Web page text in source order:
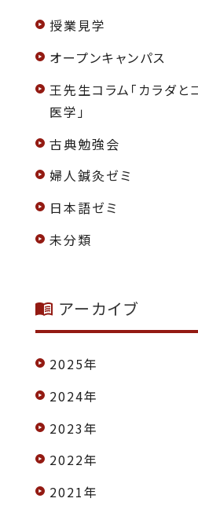
授業見学
オープンキャンパス
王先生コラム「カラダ
医学」
古典勉強会
婦人鍼灸ゼミ
日本語ゼミ
未分類
アーカイブ
2025年
2024年
2023年
2022年
2021年